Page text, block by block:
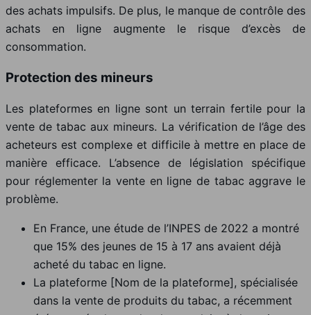
des achats impulsifs. De plus, le manque de contrôle des
achats en ligne augmente le risque d’excès de
consommation.
Protection des mineurs
Les plateformes en ligne sont un terrain fertile pour la
vente de tabac aux mineurs. La vérification de l’âge des
acheteurs est complexe et difficile à mettre en place de
manière efficace. L’absence de législation spécifique
pour réglementer la vente en ligne de tabac aggrave le
problème.
En France, une étude de l’INPES de 2022 a montré
que 15% des jeunes de 15 à 17 ans avaient déjà
acheté du tabac en ligne.
La plateforme [Nom de la plateforme], spécialisée
dans la vente de produits du tabac, a récemment